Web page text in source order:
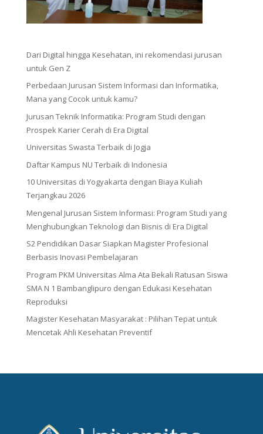
Dari Digital hingga Kesehatan, ini rekomendasi jurusan
untuk Gen Z
Perbedaan Jurusan Sistem Informasi dan Informatika,
Mana yang Cocok untuk kamu?
Jurusan Teknik Informatika: Program Studi dengan
Prospek Karier Cerah di Era Digital
Universitas Swasta Terbaik di Jogja
Daftar Kampus NU Terbaik di Indonesia
10 Universitas di Yogyakarta dengan Biaya Kuliah
Terjangkau 2026
Mengenal Jurusan Sistem Informasi: Program Studi yang
Menghubungkan Teknologi dan Bisnis di Era Digital
S2 Pendidikan Dasar Siapkan Magister Profesional
Berbasis Inovasi Pembelajaran
Program PKM Universitas Alma Ata Bekali Ratusan Siswa
SMA N 1 Bambanglipuro dengan Edukasi Kesehatan
Reproduksi
Magister Kesehatan Masyarakat : Pilihan Tepat untuk
Mencetak Ahli Kesehatan Preventif